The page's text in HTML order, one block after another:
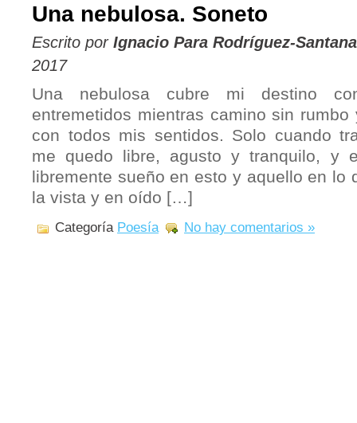
Una nebulosa. Soneto
Escrito por Ignacio Para Rodríguez-Santana
2017
Una nebulosa cubre mi destino
entremetidos mientras camino sin
con todos mis sentidos. Solo cuando
me quedo libre, agusto y tranquilo, y
libremente sueño en esto y aquello en lo
la vista y en oído […]
Categoría Poesía No hay comentarios »